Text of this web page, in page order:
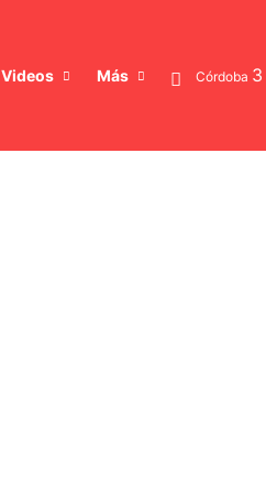
Videos Más Córdoba 3